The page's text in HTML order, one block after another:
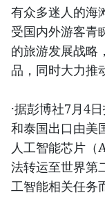
有众多迷人的海
受国内外游客青
的旅游发展战略
品，同时大力推
·据彭博社7月4
和泰国出口由美
人工智能芯片
法转运至世界第
工智能相关任务